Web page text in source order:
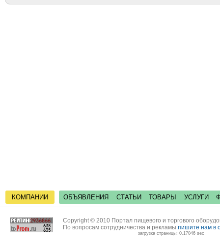
КОМПАНИИ ОБЪЯВЛЕНИЯ СТАТЬИ ТОВАРЫ УСЛУГИ
Copyright © 2010 Портал пищевого и торгового
По вопросам сотрудничества и рекламы пишите нам в
загрузка страницы: 0.17046 sec